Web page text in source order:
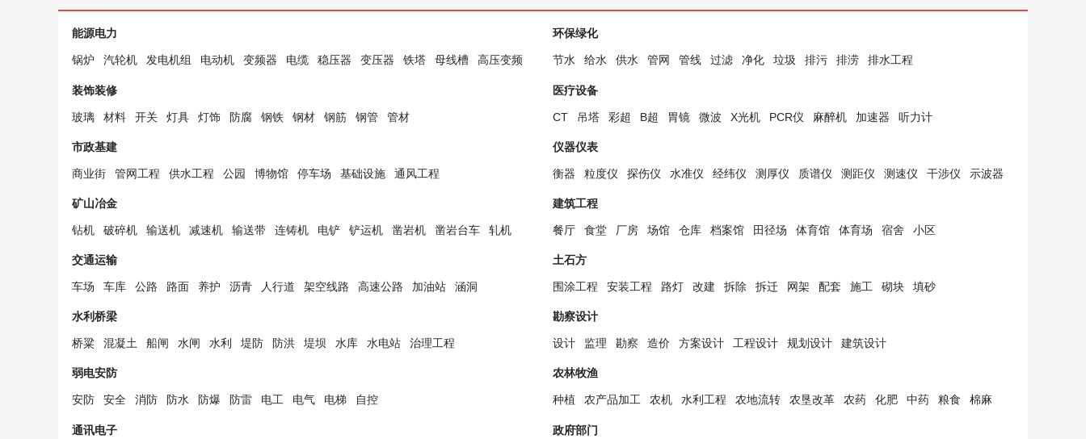
能源电力
锅炉 汽轮机 发电机组 电动机 变频器 电缆 稳压器 变压器 铁塔 母线槽 高压变频
装饰装修
玻璃 材料 开关 灯具 灯饰 防腐 钢铁 钢材 钢筋 钢管 管材
市政基建
商业街 管网工程 供水工程 公园 博物馆 停车场 基础设施 通风工程
矿山冶金
钻机 破碎机 输送机 减速机 输送带 连铸机 电铲 铲运机 凿岩机 凿岩台车 轧机
交通运输
车场 车库 公路 路面 养护 沥青 人行道 架空线路 高速公路 加油站 涵洞
水利桥梁
桥粱 混凝土 船闸 水闸 水利 堤防 防洪 堤坝 水库 水电站 治理工程
弱电安防
安防 安全 消防 防水 防爆 防雷 电工 电气 电梯 自控
通讯电子
环保绿化
节水 给水 供水 管网 管线 过滤 净化 垃圾 排污 排涝 排水工程
医疗设备
CT 吊塔 彩超 B超 胃镜 微波 X光机 PCR仪 麻醉机 加速器 听力计
仪器仪表
衡器 粒度仪 探伤仪 水准仪 经纬仪 测厚仪 质谱仪 测距仪 测速仪 干涉仪 示波器
建筑工程
餐厅 食堂 厂房 场馆 仓库 档案馆 田径场 体育馆 体育场 宿舍 小区
土石方
围涂工程 安装工程 路灯 改建 拆除 拆迁 网架 配套 施工 砌块 填砂
勘察设计
设计 监理 勘察 造价 方案设计 工程设计 规划设计 建筑设计
农林牧渔
种植 农产品加工 农机 水利工程 农地流转 农垦改革 农药 化肥 中药 粮食 棉麻
政府部门